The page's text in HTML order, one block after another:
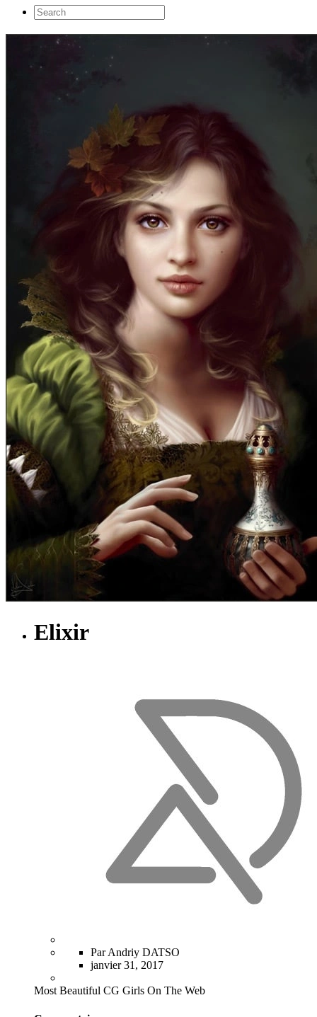
Elixir
Par Andriy DATSO
janvier 31, 2017
Most Beautiful CG Girls On The Web